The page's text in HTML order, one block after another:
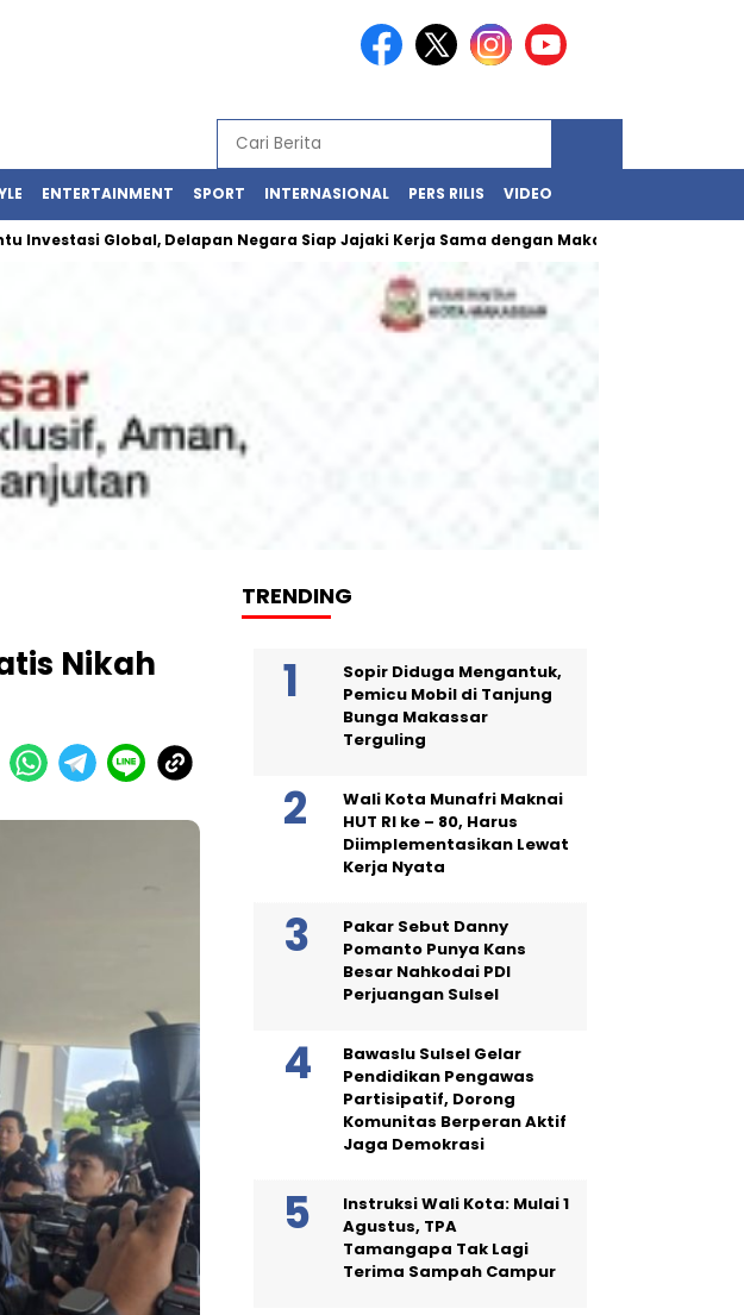
ENTERTAINMENT SPORT INTERNASIONAL PERS RILIS VIDEO
Global, Delapan Negara Siap Jajaki Kerja Sama dengan Makassar
Nikah
TRENDING
Sopir Diduga Mengantuk,
Pemicu Mobil di Tanjung
Bunga Makassar
Terguling
Wali Kota Munafri Maknai
HUT RI ke – 80, Harus
Diimplementasikan Lewat
Kerja Nyata
Pakar Sebut Danny
Pomanto Punya Kans
Besar Nahkodai PDI
Perjuangan Sulsel
Bawaslu Sulsel Gelar
Pendidikan Pengawas
Partisipatif, Dorong
Komunitas Berperan Aktif
Jaga Demokrasi
Instruksi Wali Kota: Mulai 1
Agustus, TPA
Tamangapa Tak Lagi
Terima Sampah Campur